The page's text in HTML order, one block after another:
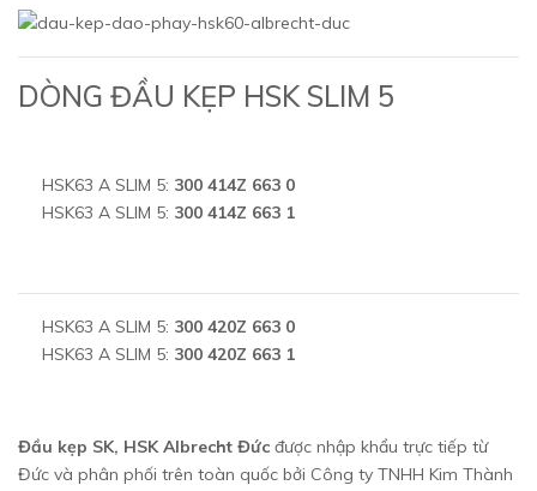
DÒNG ĐẦU KẸP HSK SLIM 5
HSK63 A SLIM 5: 300 414Z 663 0
HSK63 A SLIM 5: 300 414Z 663 1
HSK63 A SLIM 5: 300 420Z 663 0
HSK63 A SLIM 5: 300 420Z 663 1
Đầu kẹp SK, HSK Albrecht Đức được nhập khẩu trực tiếp từ
Đức và phân phối trên toàn quốc bởi Công ty TNHH Kim Thành